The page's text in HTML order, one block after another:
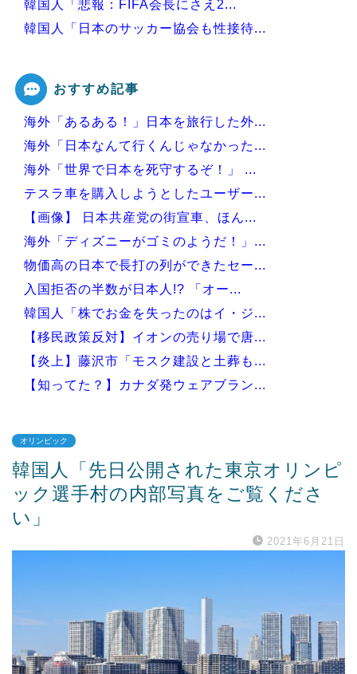
韓国人「悲報：FIFA会長にさえ2...
韓国人「日本のサッカー協会も性接待...
Powered by livedoor 相互RSS
おすすめ記事
海外「あるある！」日本を旅行した外...
海外「日本なんて行くんじゃなかった...
海外「世界で日本を死守するぞ！」 ...
テスラ車を購入しようとしたユーザー...
【画像】 日本共産党の街宣車、ほん...
海外「ディズニーがゴミのようだ！」...
物価高の日本で長打の列ができたセー...
入国拒否の半数が日本人!? 「オー...
韓国人「株でお金を失ったのはイ・ジ...
【移民政策反対】イオンの売り場で唐...
【炎上】藤沢市「モスク建設と土葬も...
【知ってた？】カナダ発ウェアブラン...
Powered by livedoor 相互RSS
オリンピック
韓国人「先日公開された東京オリンピ
ック選手村の内部写真をご覧くださ
い」
2021年6月21日